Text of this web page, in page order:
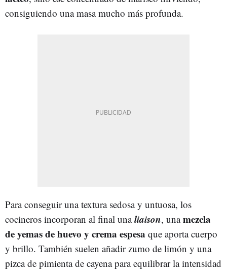
consiguiendo una masa mucho más profunda.
Para conseguir una textura sedosa y untuosa, los
cocineros incorporan al final unaliaison, unamezcla
de yemas de huevo y crema espesa que aporta cuerpo
y brillo. También suelen añadir zumo de limón y una
pizca de pimienta de cayena para equilibrar la intensidad